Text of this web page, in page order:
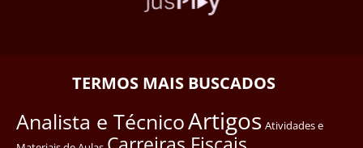
TERMOS MAIS BUSCADOS
Analista e TécnicoArtigos Atividades e